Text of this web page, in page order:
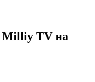
Milliy TV на